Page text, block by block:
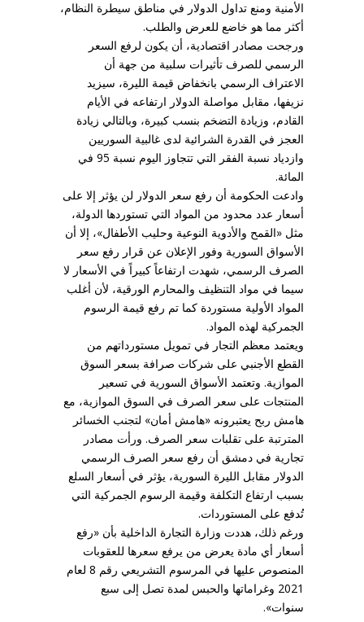
الأمنية ومنع تداول الدولار في مناطق سيطرة النظام،
أكثر مما هو خاضع للعرض والطلب.
ورجحت مصادر اقتصادية، أن يكون لرفع السعر
الرسمي للصرف تأثيرات سلبية من جهة أن
الاعتراف الرسمي بانخفاض قيمة الليرة، سيزيد
نزيفها، مقابل مواصلة الدولار ارتفاعه في الأيام
القادم، وزيادة التضخم بنسب كبيرة، وبالتالي زيادة
العجز في القدرة الشرائية لدى غالبية السوريين
وازدياد نسبة الفقر التي تتجاوز اليوم نسبة 95 في
المائة.
وادعت الحكومة أن رفع سعر الدولار لن يؤثر إلا على
أسعار عدد محدود من المواد التي تستوردها الدولة،
مثل «القمح والأدوية النوعية وحليب الأطفال»، إلا أن
الأسواق السورية وفور الإعلان عن قرار رفع سعر
الصرف الرسمي، شهدت ارتفاعاً كبيراً في الأسعار لا
سيما في مواد التنظيف والمحارم الورقية، لأن أغلب
المواد الأولية مستوردة كما تم رفع قيمة الرسوم
الجمركية لهذه المواد.
ويعتمد معظم التجار في تمويل مستورداتهم من
القطع الأجنبي على شركات صرافة بسعر السوق
الموازية. وتعتمد الأسواق السورية في تسعير
المنتجات على سعر الصرف في السوق الموازية، مع
هامش ربح يعتبرونه «هامش أمان» لتجنب الخسائر
المترتبة على تقلبات سعر الصرف. ورأت مصادر
تجارية في دمشق أن رفع سعر الصرف الرسمي
الدولار مقابل الليرة السورية، يؤثر في أسعار السلع
بسبب ارتفاع التكلفة وقيمة الرسوم الجمركية التي
تُدفع على المستوردات.
ورغم ذلك، هددت وزارة التجارة الداخلية بأن «رفع
أسعار أي مادة يعرض من يرفع سعرها للعقوبات
المنصوص عليها في المرسوم التشريعي رقم 8 لعام
2021 وغراماتها والحبس لمدة تصل إلى سبع
سنوات».